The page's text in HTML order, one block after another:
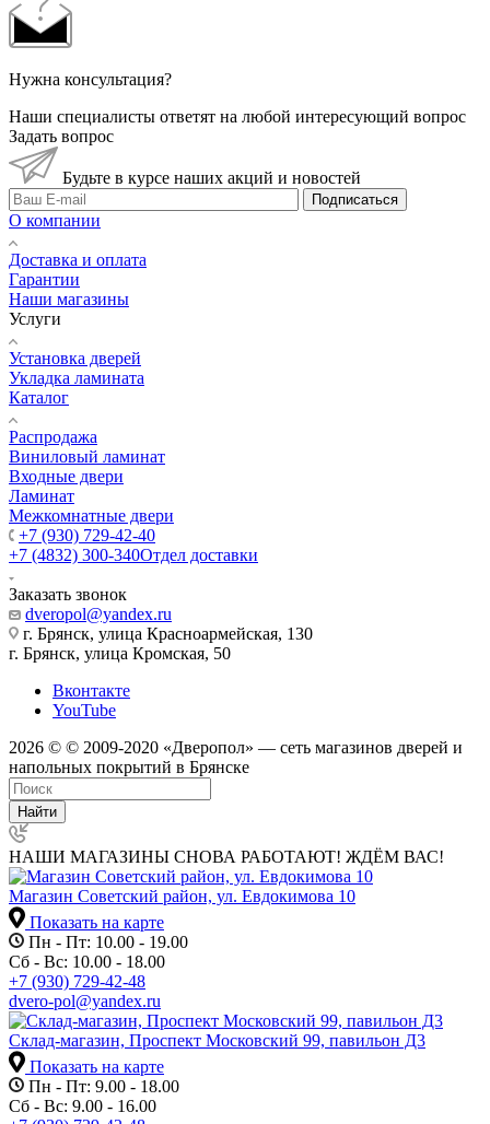
Нужна консультация?
Наши специалисты ответят на любой интересующий вопрос
Задать вопрос
Будьте в курсе наших акций и новостей
Подписаться
О компании
Доставка и оплата
Гарантии
Наши магазины
Услуги
Установка дверей
Укладка ламината
Каталог
Распродажа
Виниловый ламинат
Входные двери
Ламинат
Межкомнатные двери
+7 (930) 729-42-40
+7 (4832) 300-340Отдел доставки
Заказать звонок
dveropol@yandex.ru
г. Брянск, улица Красноармейская, 130
г. Брянск, улица Кромская, 50
Вконтакте
YouTube
2026 © © 2009-2020 «Дверопол» — сеть магазинов дверей и
напольных покрытий в Брянске
Найти
НАШИ МАГАЗИНЫ СНОВА РАБОТАЮТ! ЖДЁМ ВАС!
Магазин Советский район, ул. Евдокимова 10
Показать на карте
Пн - Пт: 10.00 - 19.00
Сб - Вс: 10.00 - 18.00
+7 (930) 729-42-48
dvero-pol@yandex.ru
Склад-магазин, Проспект Московский 99, павильон Д3
Показать на карте
Пн - Пт: 9.00 - 18.00
Сб - Вс: 9.00 - 16.00